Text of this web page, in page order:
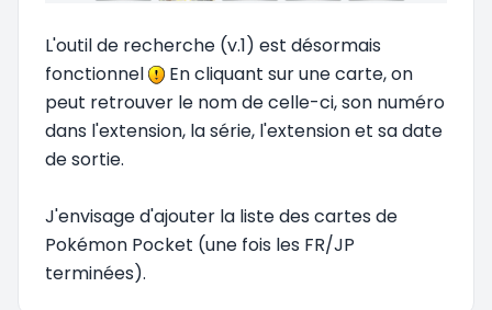
L'outil de recherche (v.1) est désormais
fonctionnel
En cliquant sur une carte, on
peut retrouver le nom de celle-ci, son numéro
dans l'extension, la série, l'extension et sa date
de sortie.
J'envisage d'ajouter la liste des cartes de
Pokémon Pocket (une fois les FR/JP
terminées).